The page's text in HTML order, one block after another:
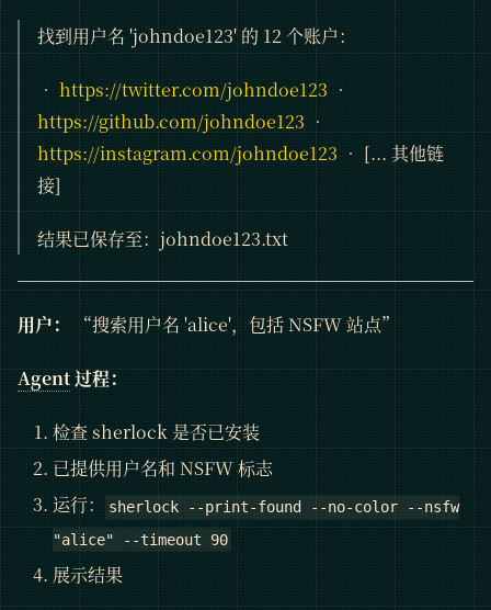
找到用户名 'johndoe123' 的 12 个账户：
• https://twitter.com/johndoe123 •
https://github.com/johndoe123 •
https://instagram.com/johndoe123 • [... 其他链
接]
结果已保存至：johndoe123.txt
用户： “搜索用户名 'alice'，包括 NSFW 站点”
Agent过程：
检查 sherlock 是否已安装
已提供用户名和 NSFW 标志
运行：
sherlock --print-found --no-color --nsfw
"alice" --timeout 90
展示结果